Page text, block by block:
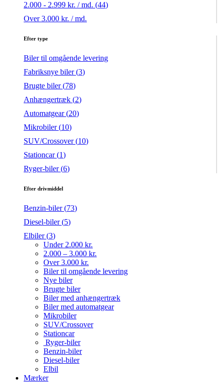
2.000 - 2.999 kr. / md. (44)
Over 3.000 kr. / md.
Efter type
Biler til omgående levering
Fabriksnye biler (3)
Brugte biler (78)
Anhængertræk (2)
Automatgear (20)
Mikrobiler (10)
SUV/Crossover (10)
Stationcar (1)
Ryger-biler (6)
Efter drivmiddel
Benzin-biler (73)
Diesel-biler (5)
Elbiler (3)
Under 2.000 kr.
2.000 – 3.000 kr.
Over 3.000 kr.
Biler til omgående levering
Nye biler
Brugte biler
Biler med anhængertræk
Biler med automatgear
Mikrobiler
SUV/Crossover
Stationcar
Ryger-biler
Benzin-biler
Diesel-biler
Elbil
Mærker